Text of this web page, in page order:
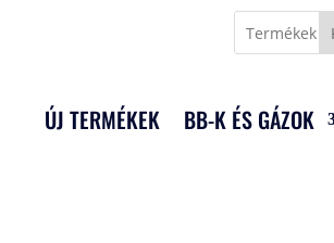
ÚJ TERMÉKEK BB-K ÉS GÁZOK